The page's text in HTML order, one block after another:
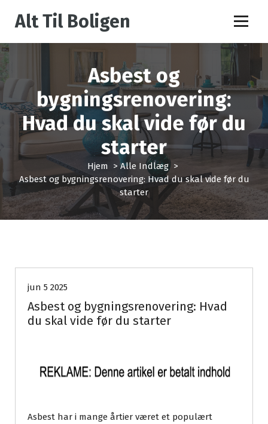
e
e
l
d
o
Alt Til Boligen
Asbest og
bygningsrenovering:
Hvad du skal vide før du
starter
Hjem >Alle Indlæg>
Asbest og bygningsrenovering: Hvad du skal vide før du
starter
jun 5 2025
Asbest og bygningsrenovering: Hvad
du skal vide før du starter
Asbest har i mange årtier været et populært